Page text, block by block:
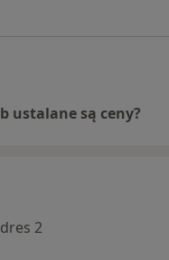
ustalane są ceny?
2